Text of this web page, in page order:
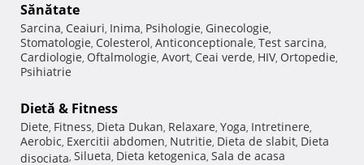
Sănătate
Sarcina, Ceaiuri, Inima, Psihologie, Ginecologie,
Stomatologie, Colesterol, Anticonceptionale, Test sarcina,
Cardiologie, Oftalmologie, Avort, Ceai verde, HIV, Ortopedie,
Psihiatrie
Dietă & Fitness
Diete, Fitness, Dieta Dukan, Relaxare, Yoga, Intretinere,
Aerobic, Exercitii abdomen, Nutritie, Dieta de slabit, Dieta
disociata, Silueta, Dieta ketogenica, Sala de acasa